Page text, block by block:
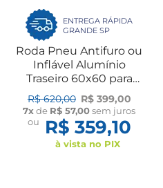
ENTREGA RÁPIDA
GRANDE SP
Roda Pneu Antifuro ou
Inflável Alumínio
Traseiro 60x60 para
Cadeira de Rodas sem
Eixo Par Ortomobil
R$ 620,00 R$ 399,00
7xde R$ 57,00sem juros
ou
R$ 359,10
à vista no PIX